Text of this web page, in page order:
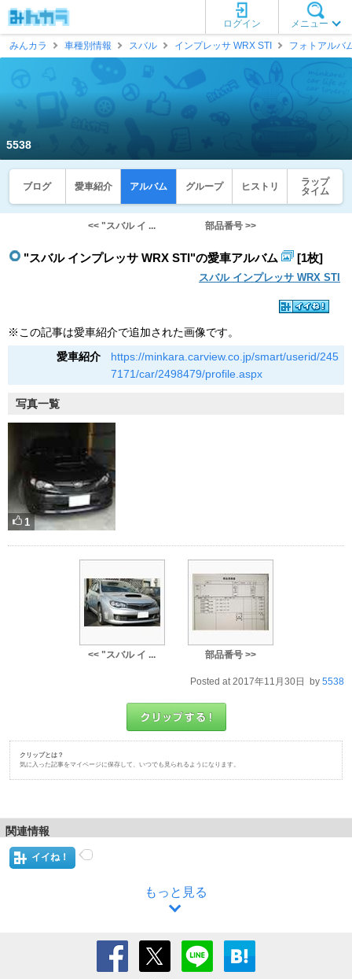
メニュー
ログイン
みんカラ
車種別情報 スバル インプレッサ WRX STI フォトアルバ
5538
ブログ 愛車紹介 アルバム グループ ヒストリ
ラップ
タイム
<< "スバル イ ... 部品番号 >>
"スバル インプレッサ WRX STI"の愛車アルバム [1枚]
スバル インプレッサ WRX STI
※この記事は愛車紹介で追加された画像です。
愛車紹介
https://minkara.carview.co.jp/smart/userid/245
7171/car/2498479/profile.aspx
写真一覧
1
<< "スバル イ ... 部品番号 >>
Posted at 2017年11月30日 by 5538
クリップとは？
気に入った記事をマイページに保存して、いつでも見られるようになります。
関連情報
イイね！
もっと見る